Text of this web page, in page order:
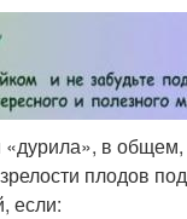
в
плодов
если: